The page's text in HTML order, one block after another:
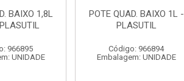
BAIXO 1,8L
966895
UNIDADE
POTE QUAD. BAIXO 1L -
PLASUTIL
Código: 966894
Embalagem: UNIDADE